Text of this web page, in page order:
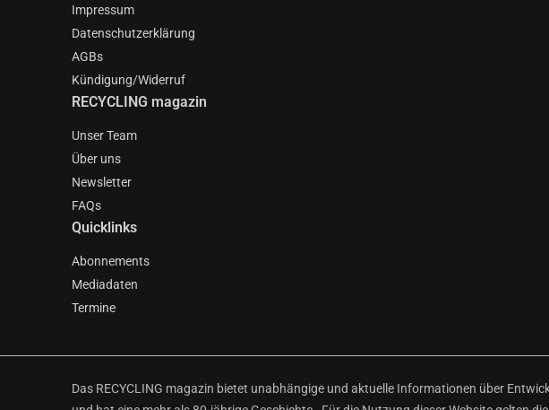
Impressum
Datenschutzerklärung
AGBs
Kündigung/Widerruf
RECYCLING magazin
Unser Team
Über uns
Newsletter
FAQs
Quicklinks
Abonnements
Mediadaten
Termine
Das RECYCLING magazin bietet unabhängige und aktuelle Informationen über